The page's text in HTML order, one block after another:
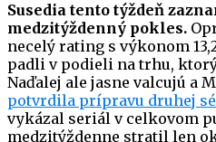
Susedia tento týždeň
medzitýždenný pokles.
necelý rating s výkonom
padli v podieli na trhu,
Naďalej ale jasne valcujú a
potvrdila prípravu druhej
vykázal seriál v celkovom
medzitýždenne stratil len